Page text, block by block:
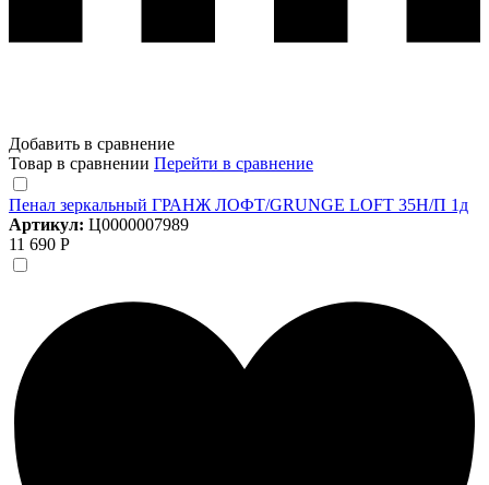
Добавить в сравнение
Товар в сравнении Перейти в сравнение
Пенал зеркальный ГРАНЖ ЛОФТ/GRUNGE LOFT 35Н/П 1д
Артикул: Ц0000007989
11 690 Р